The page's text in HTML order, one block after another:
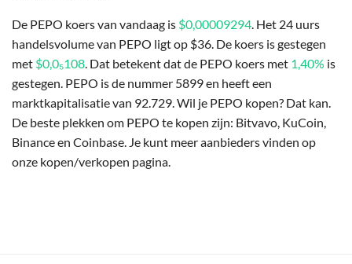
De PEPO koers van vandaag is $0,00009294. Het 24 uurs
handelsvolume van PEPO ligt op $36. De koers is gestegen
met $0,0₅108. Dat betekent dat de PEPO koers met 1,40% is
gestegen. PEPO is de nummer 5899 en heeft een
marktkapitalisatie van 92.729. Wil je PEPO kopen? Dat kan.
De beste plekken om PEPO te kopen zijn: Bitvavo, KuCoin,
Binance en Coinbase. Je kunt meer aanbieders vinden op
onze kopen/verkopen pagina.